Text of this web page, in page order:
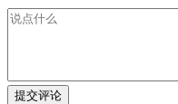
提交评论